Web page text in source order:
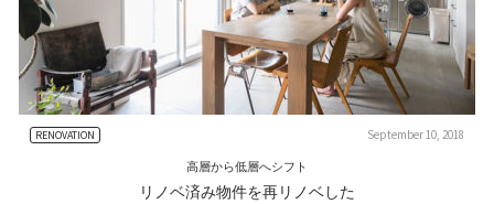
RENOVATION September 10, 2018
高層から低層へシフト
リノベ済み物件を再リノベした